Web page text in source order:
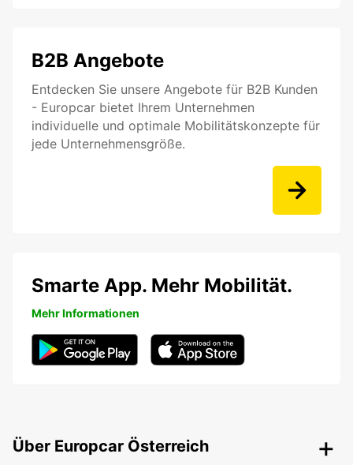
B2B Angebote
Entdecken Sie unsere Angebote für B2B Kunden
- Europcar bietet Ihrem Unternehmen
individuelle und optimale Mobilitätskonzepte für
jede Unternehmensgröße.
Smarte App. Mehr Mobilität.
Mehr Informationen
Über Europcar Österreich